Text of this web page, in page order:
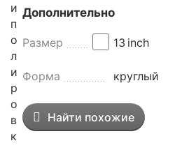
и
п
о
л
и
р
о
в
к
Дополнительно
Размер 13 inch
Форма круглый
Найти похожие